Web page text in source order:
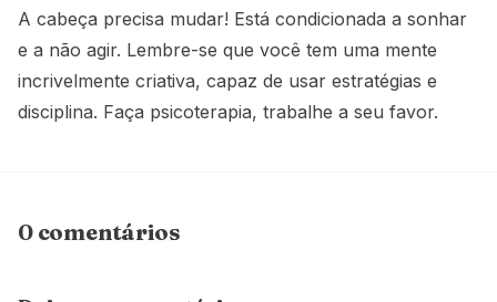
A cabeça precisa mudar! Está condicionada a sonhar
e a não agir. Lembre-se que você tem uma mente
incrivelmente criativa, capaz de usar estratégias e
disciplina. Faça psicoterapia, trabalhe a seu favor.
0 comentários